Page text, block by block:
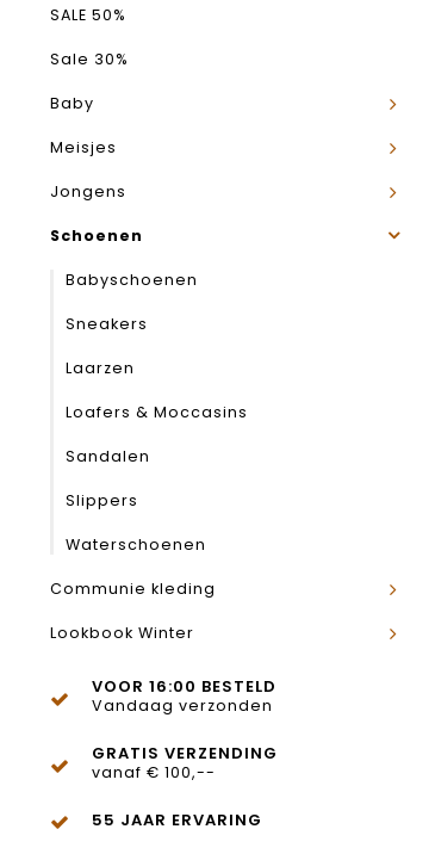
SALE 50%
Sale 30%
Baby
Meisjes
Jongens
Schoenen
Babyschoenen
Sneakers
Laarzen
Loafers & Moccasins
Sandalen
Slippers
Waterschoenen
Communie kleding
Lookbook Winter
VOOR 16:00 BESTELD
Vandaag verzonden
GRATIS VERZENDING
vanaf € 100,--
55 JAAR ERVARING